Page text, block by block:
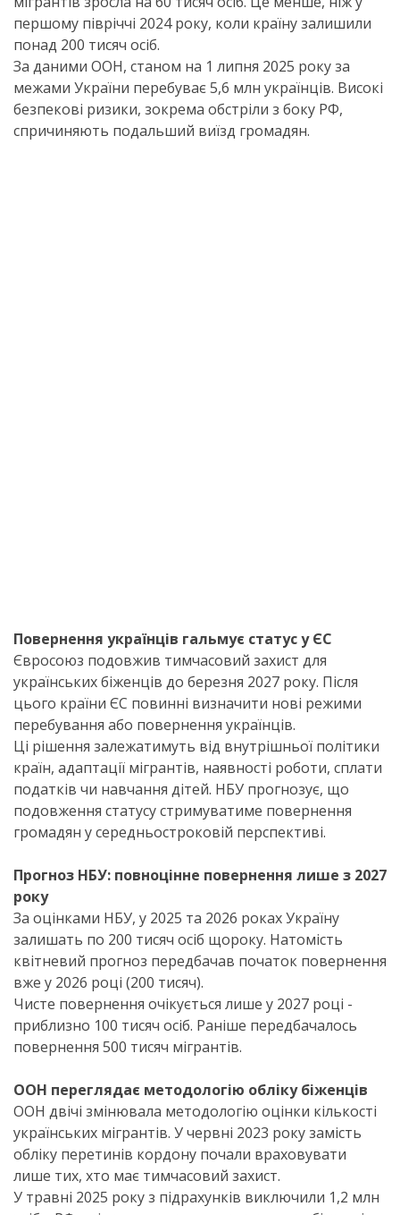
першому півріччі 2024 року, коли країну залишили
понад 200 тисяч осіб.
За даними ООН, станом на 1 липня 2025 року за
межами України перебуває 5,6 млн українців. Високі
безпекові ризики, зокрема обстріли з боку РФ,
спричиняють подальший виїзд громадян.
Повернення українців гальмує статус у ЄС
Євросоюз подовжив тимчасовий захист для
українських біженців до березня 2027 року. Після
цього країни ЄС повинні визначити нові режими
перебування або повернення українців.
Ці рішення залежатимуть від внутрішньої політики
країн, адаптації мігрантів, наявності роботи, сплати
податків чи навчання дітей. НБУ прогнозує, що
подовження статусу стримуватиме повернення
громадян у середньостроковій перспективі.
Прогноз НБУ: повноцінне повернення лише з 2027
року
За оцінками НБУ, у 2025 та 2026 роках Україну
залишать по 200 тисяч осіб щороку. Натомість
квітневий прогноз передбачав початок повернення
вже у 2026 році (200 тисяч).
Чисте повернення очікується лише у 2027 році -
приблизно 100 тисяч осіб. Раніше передбачалось
повернення 500 тисяч мігрантів.
ООН переглядає методологію обліку біженців
ООН двічі змінювала методологію оцінки кількості
українських мігрантів. У червні 2023 року замість
обліку перетинів кордону почали враховувати
лише тих, хто має тимчасовий захист.
У травні 2025 року з підрахунків виключили 1,2 млн